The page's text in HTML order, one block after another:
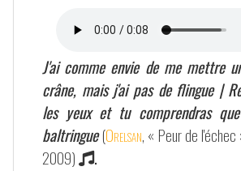
J'ai comme envie de me mettre
crâne, mais j'ai pas de flingue |
les yeux et tu comprendras
baltringue (Orelsan, « Peur de l'échec
2009)
.